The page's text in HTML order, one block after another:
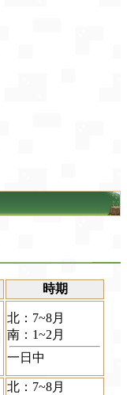
時期
北：7~8月
南：1~2月
一日中
北：7~8月